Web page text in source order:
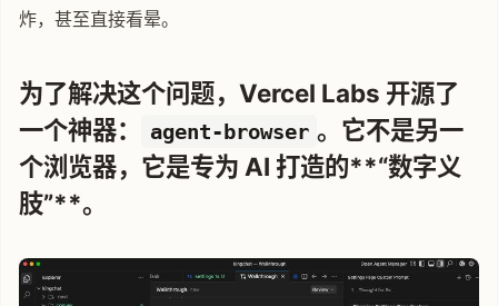
炸，甚至直接看晕。
为了解决这个问题，Vercel Labs 开源了
一个神器：
agent-browser 。它不是另一
个浏览器，它是专为 AI 打造的**“数字义
肢”**。